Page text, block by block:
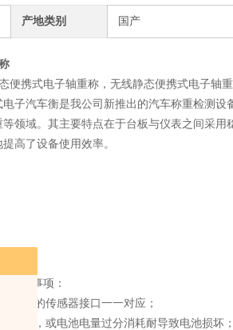
产地类别 国产
携式电子轴重称，无线静态便携式电子轴
子汽车衡是我公司新推出的汽车称重检测设
领域。其主要特点在于台板与仪表之间采用
高了设备使用效率。
注意事项：
板上的传感器接口一一对应；
印机，或电池电量过分消耗耐导致电池损坏；